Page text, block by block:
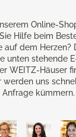
Online-
Hilfe beim
auf dem Herzen?
unten stehende
WEITZ-Häuser
werden uns
Anfrage kümmern.